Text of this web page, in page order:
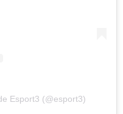
Esport3 (@esport3)